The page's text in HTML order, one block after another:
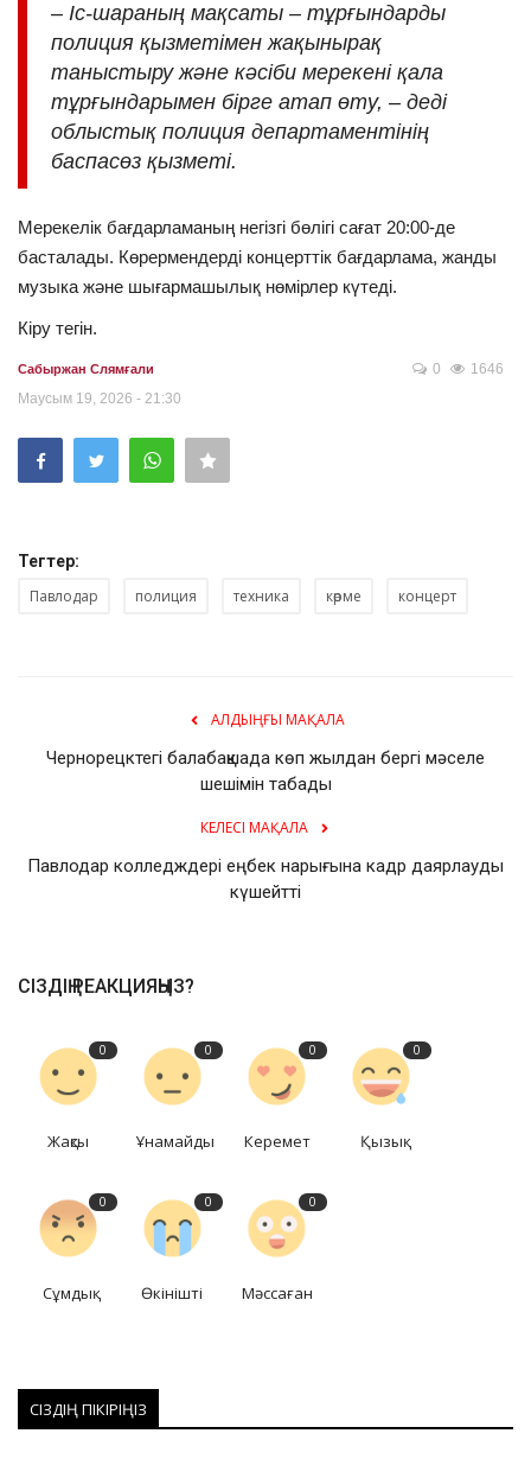
– Іс-шараның мақсаты – тұрғындарды
полиция қызметімен жақынырақ
таныстыру және кәсіби мерекені қала
тұрғындарымен бірге атап өту, – деді
облыстық полиция департаментінің
баспасөз қызметі.
Мерекелік бағдарламаның негізгі бөлігі сағат 20:00-де
басталады. Көрермендерді концерттік бағдарлама, жанды
музыка және шығармашылық нөмірлер күтеді.
Кіру тегін.
Сабыржан Слямғали
Маусым 19, 2026 - 21:30
0 1646
Тегтер:
Павлодар полиция техника көрме концерт
АЛДЫҢҒЫ МАҚАЛА
Чернорецктегі балабақшада көп жылдан бергі мәселе
шешімін табады
КЕЛЕСІ МАҚАЛА
Павлодар колледждері еңбек нарығына кадр даярлауды
күшейтті
СІЗДІҢ РЕАКЦИЯҢЫЗ?
0
Жақсы
0
Ұнамайды
0
Керемет
0
Қызық
0
Сұмдық
0
Өкінішті
0
Мәссаған
СІЗДІҢ ПІКІРІҢІЗ